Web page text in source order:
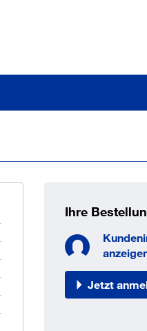
Angemeldet bleiben
Sie sind noch kein
Ihre
Jetzt